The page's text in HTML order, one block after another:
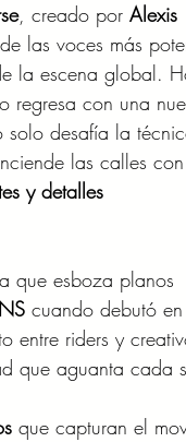
, creado por Alexis
las voces más
la escena global.
regresa con una
solo desafía la
las calles con
y detalles
que esboza planos
cuando debutó
entre riders y
que aguanta cada
que capturan el